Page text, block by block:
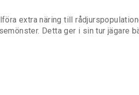
extra näring till
Detta ger i sin tur jägare